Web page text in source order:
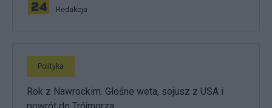
Redakcja
Polityka
Rok z Nawrockim. Głośne weta, sojusz z USA i
powrót do Trójmorza